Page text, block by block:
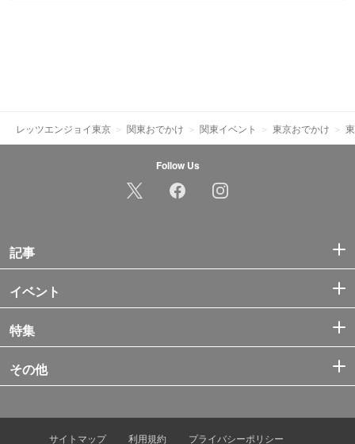
レッツエンジョイ東京 関東おでかけ 関東イベント 東京おでかけ
Follow Us
記事
イベント
特集
その他
サイトマップ 利用規約 プライバシーポリシー